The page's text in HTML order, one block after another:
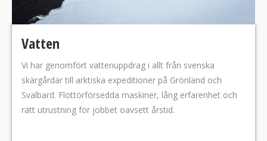
Vatten
Vi har genomfört vattenuppdrag i allt från svenska
skärgårdar till arktiska expeditioner på Grönland och
Svalbard. Flottörförsedda maskiner, lång erfarenhet och
rätt utrustning för jobbet oavsett årstid.